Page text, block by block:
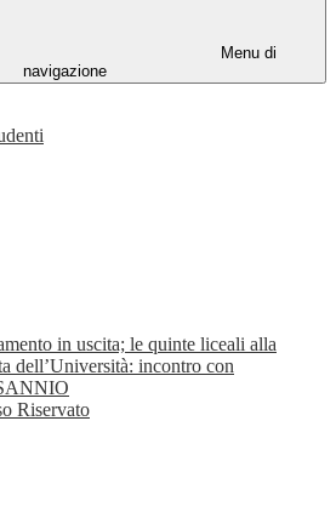
Menu di
navigazione
in uscita; le quinte liceali alla
dell’Università: incontro con
Riservato